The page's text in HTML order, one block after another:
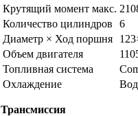
Крутящий момент макс.
Количество цилиндров
6
Диаметр × Ход поршня
Объем двигателя
Топливная система
Охлаждение
Трансмиссия